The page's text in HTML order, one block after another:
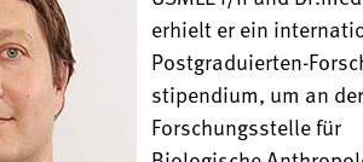
erhielt er ein
Postgraduierten-
stipendium, um an der
Forschungs­stelle für